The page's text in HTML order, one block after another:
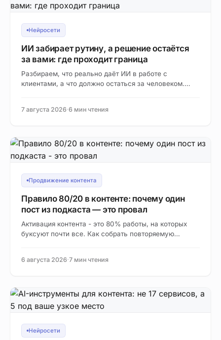
Нейросети
ИИ забирает рутину, а решение остаётся
за вами: где проходит граница
Разбираем, что реально даёт ИИ в работе с
клиентами, а что должно остаться за человеком.
7 августа 2026·6 мин чтения
Продвижение контента
Правило 80/20 в контенте: почему один
пост из подкаста — это провал
Активация контента - это 80% работы, на которых
буксуют почти все. Как собрать повторяемую
6 августа 2026·7 мин чтения
Нейросети